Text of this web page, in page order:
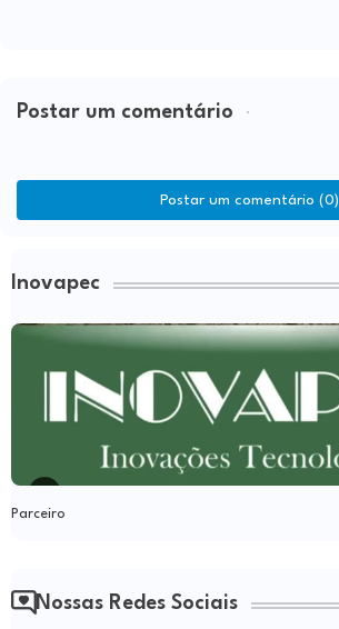
Postar um comentário
Postar um comentário (0)
Inovapec
Parceiro
Nossas Redes Sociais